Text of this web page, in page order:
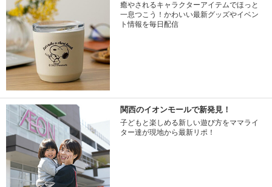
癒やされるキャラクターアイテムでほっと
一息つこう！かわいい最新グッズやイベン
ト情報を毎日配信
関西のイオンモールで新発見！
子どもと楽しめる新しい遊び方をママライ
ター達が現地から最新リポ！